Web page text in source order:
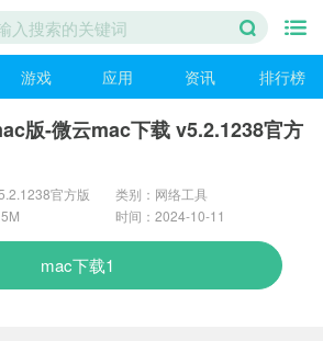
游戏 应用 资讯 排行榜
版-微云mac下载 v5.2.1238官方
官方版
类别：网络工具
时间：2024-10-11
mac下载1